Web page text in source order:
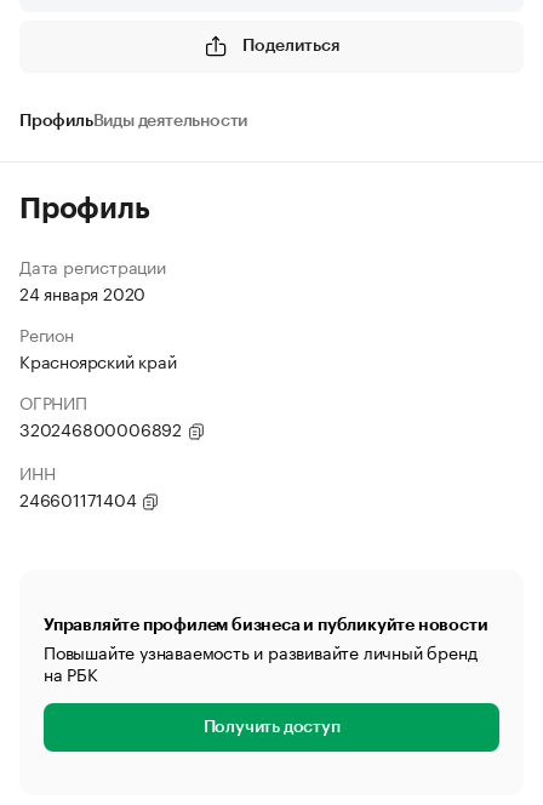
Поделиться
ПрофильВиды деятельности
Профиль
Дата регистрации
24 января 2020
Регион
Красноярский край
ОГРНИП
320246800006892
ИНН
246601171404
Управляйте профилем бизнеса и публикуйте новости
Повышайте узнаваемость и развивайте личный бренд
на РБК
Получить доступ